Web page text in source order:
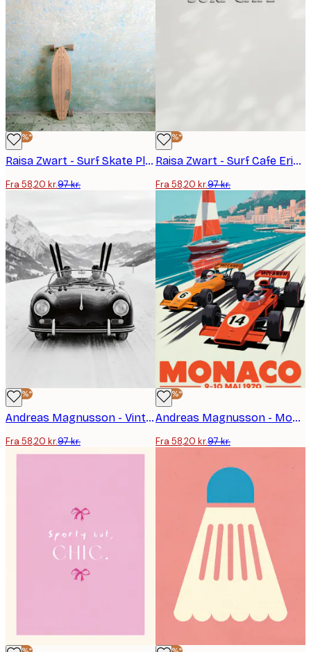
-40%*
Raisa Zwart - Surf Skate Plakat
Fra 58,20 kr.97 kr.
-40%*
Raisa Zwart - Surf Cafe Ericeira Plakat
Fra 58,20 kr.97 kr.
-40%*
Andreas Magnusson - Vintage Alpin Skitur Plakat
Fra 58,20 kr.97 kr.
-40%*
Andreas Magnusson - Monaco Speed Race Plakat
Fra 58,20 kr.97 kr.